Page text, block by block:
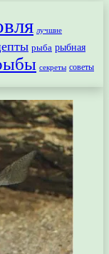
лучшие
рыба рыбная
секреты советы